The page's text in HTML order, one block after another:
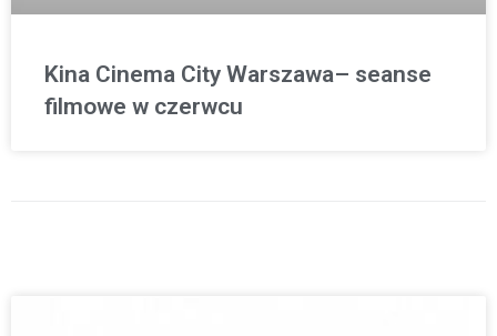
Kina Cinema City Warszawa– seanse
filmowe w czerwcu